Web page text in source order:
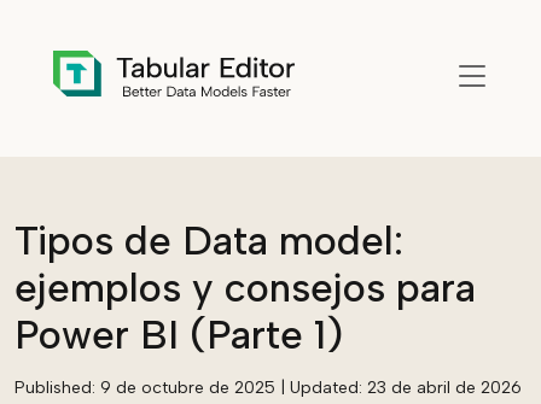
Tipos de Data model:
ejemplos y consejos para
Power BI (Parte 1)
Published: 9 de octubre de 2025 | Updated: 23 de abril de 2026